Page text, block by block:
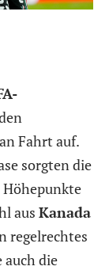
Fahrt auf.
sorgten die
aus Kanada
regelrechtes
die